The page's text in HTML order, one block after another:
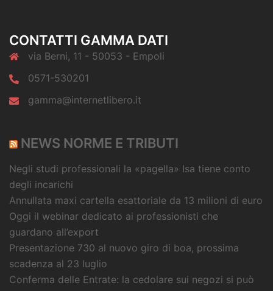
CONTATTI GAMMA DATI
via Berni, 11 - 50053 - Empoli
0571-530201
gamma@internetlibero.it
NEWS NORME E TRIBUTI
Negli studi professionali la «pagella» Isa tiene conto
degli incarichi
Annullata maxi cartella esattoriale da 13 milioni di euro
Oggi il webinar dedicato ai professionisti che
guardano all’export
Presentazione 730 al nuovo giro di boa, prossima
scadenza al 23 luglio
Conferma delle Entrate: la cedolare sui negozi si può